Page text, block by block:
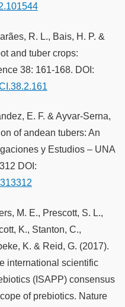
R. L., Bais, H. P. &
and tuber crops:
38: 161-168. DOI:
E. F. & Ayvar-Serna,
of andean tubers: An
y Estudios – UNA
DOI:
M. E., Prescott, S. L.,
K., Stanton, C.,
K. & Reid, G. (2017).
international scientific
(ISAPP) consensus
of prebiotics. Nature